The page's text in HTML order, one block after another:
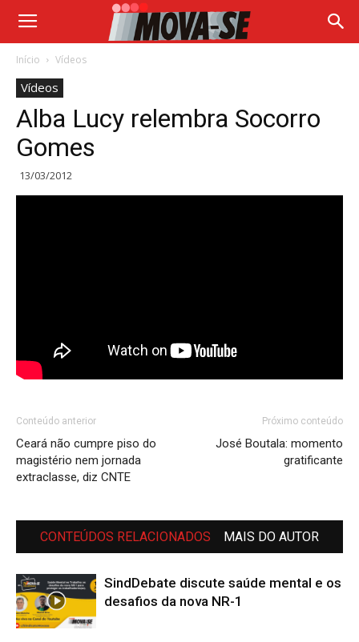
Início Vídeos
Vídeos
Alba Lucy relembra Socorro
Gomes
13/03/2012
Conteúdo anterior
Ceará não cumpre piso do
magistério nem jornada
extraclasse, diz CNTE
Próximo conteúdo
José Boutala: momento
gratificante
CONTEÚDOS RELACIONADOS MAIS DO AUTOR
SindDebate discute saúde mental e os
desafios da nova NR-1